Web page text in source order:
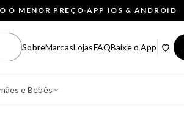
O MENOR PREÇO·APP IOS & ANDROID
SobreMarcasLojasFAQBaixe o App
e Bebês